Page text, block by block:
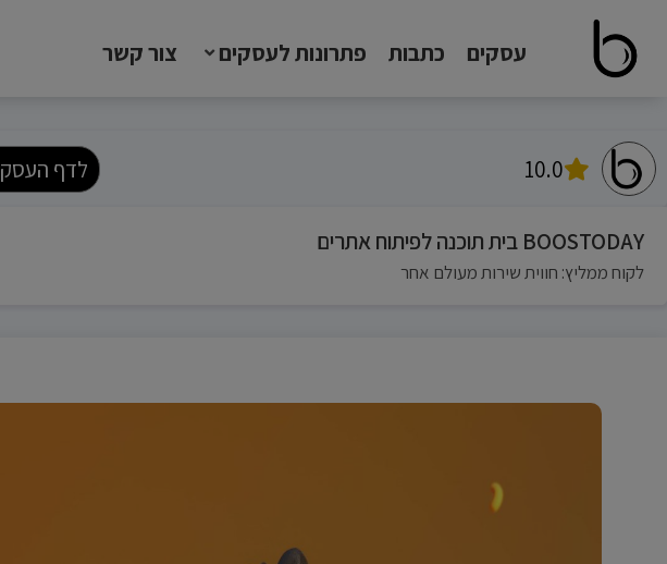
עסקים כתבות פתרונות לעסקים צור קשר
10.0 לדף העסק
BOOSTODAY בית תוכנה לפיתוח אתרים
לקוח ממליץ: חווית שירות מעולם אחר